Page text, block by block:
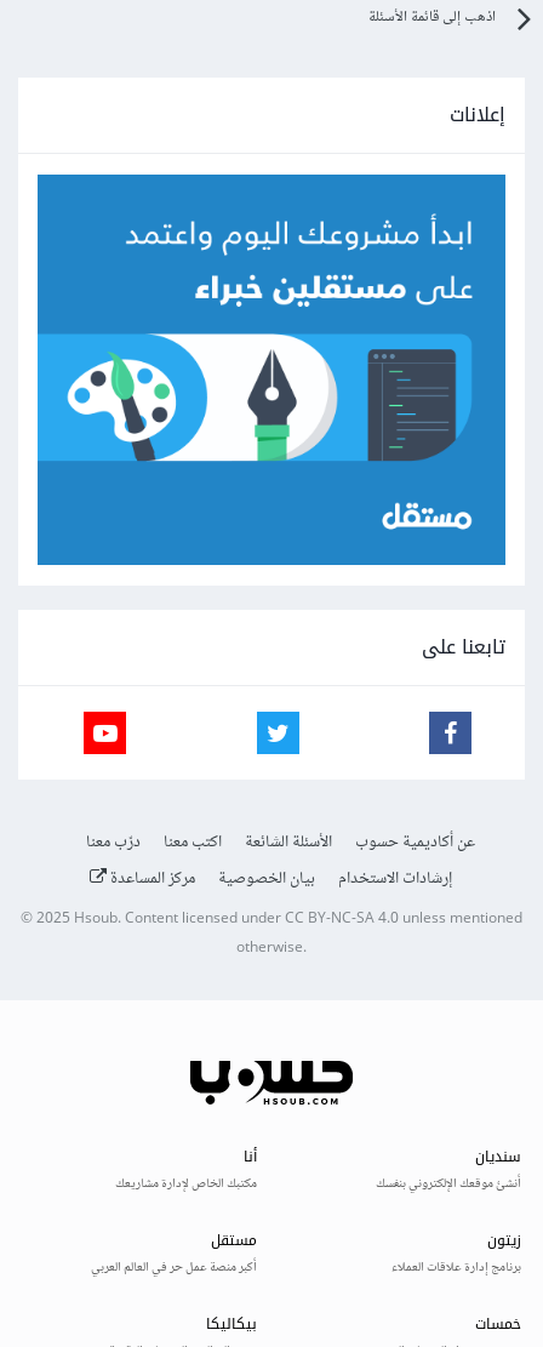
اذهب إلى قائمة الأسئلة
إعلانات
تابعنا على
عن أكاديمية حسوب الأسئلة الشائعة اكتب معنا
درّب معنا
إرشادات الاستخدام
بيان الخصوصية مركز المساعدة
© 2025Hsoub.Content licensed underCC BY-NC-SA 4.0unless mentioned
otherwise.